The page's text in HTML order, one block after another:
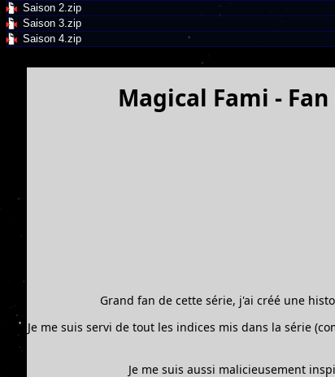
Saison 2.zip
Saison 3.zip
Saison 4.zip
Magical Fami -
Grand fan de cette série, j'ai créé une
Je me suis servi de tout les indices mis dans la série
Je me suis aussi malicieusement